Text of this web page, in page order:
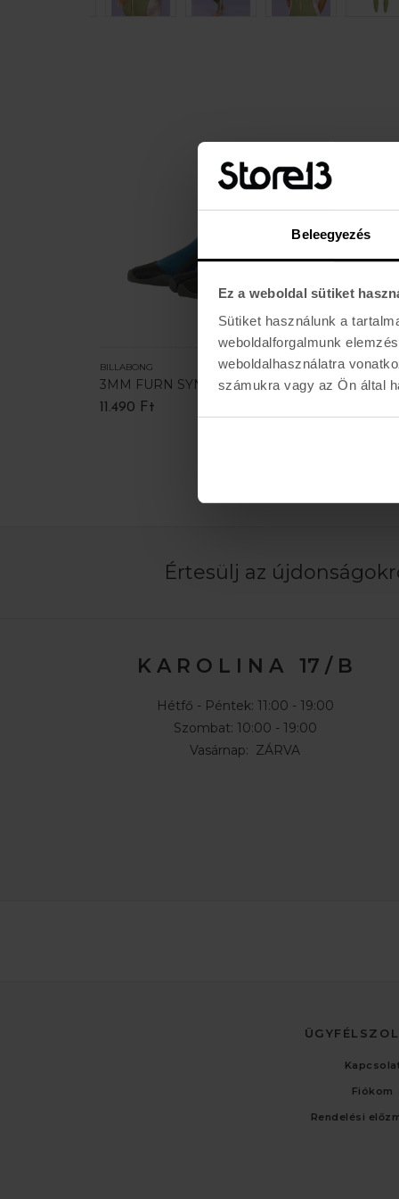
Beleegyezés
Ez a weboldal sütiket
Sütiket használunk a
weboldalforgalmunk
weboldalhasználatra
számukra vagy az Ön által
BILLABONG
3MM FURN SYN ST BOOT
11.490 Ft
ZHIK
Értesülj az
K A R O L I N A 17 / B
Hétfő - Péntek: 11:00 - 19:00
Szombat: 10:00 - 19:00
Vasárnap: ZÁRVA
Fiókom
Rendelési